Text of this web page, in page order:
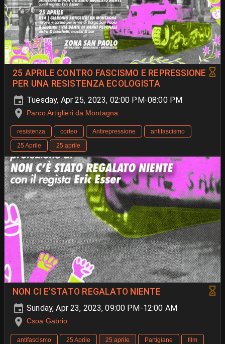
25 APRILE CONTRO FASCISMO E REPRESSIONE
PER UNA RESISTENZA ECOLOGISTA
Tuesday, Apr 25, 2023, 02:00 PM-08:00 PM
Parco Artiglieri da Montagna
resistenza corteo Antirepressione
antifascismo
25 Aprile
25 aprile
NON CI E’STATO REGALATO NIENTE
Sunday, Apr 23, 2023, 09:00 PM-12:00 AM
Csoa Gabrio
antifascismo 25 Aprile 25 aprile Partigiane film